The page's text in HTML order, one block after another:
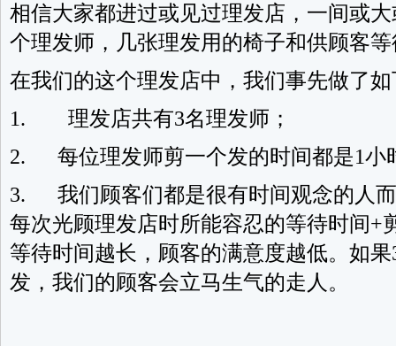
相信大家都进过或见过理发店，一间或
个理发师，几张理发用的椅子和供顾客
在我们的这个理发店中，我们事先做了
1. 理发店共有3名理发师；
2. 每位理发师剪一个发的时间都是1小
3. 我们顾客们都是很有时间观念的人
每次光顾理发店时所能容忍的等待时间+
等待时间越长，顾客的满意度越低。如
发，我们的顾客会立马生气的走人。